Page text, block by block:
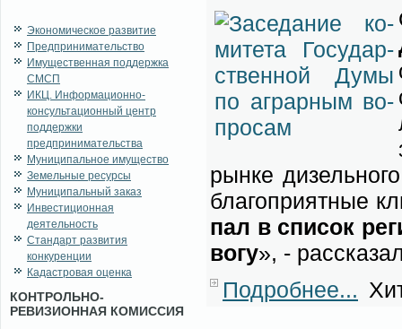
Экономическое развитие
Предпринимательство
Имущественная поддержка
СМСП
ИКЦ. Информационно-
консультационный центр
поддержки
предпринимательства
Муниципальное имущество
Земельные ресурсы
Муниципальный заказ
Инвестиционная
деятельность
Стандарт развития
конкуренции
Кадастровая оценка
КОНТРОЛЬНО-
РЕВИЗИОННАЯ КОМИССИЯ
рын­ке
бла­го­при­ят­ные
пал в спи­сок
во­гу», -
Подробнее...